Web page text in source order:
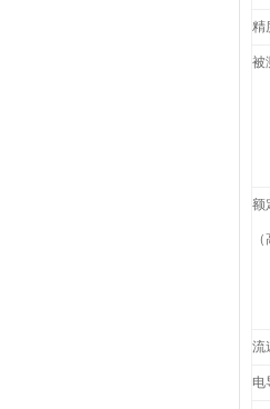
精
被
额
流
电